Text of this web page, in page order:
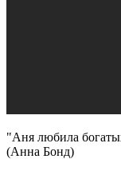
"Аня любила
(Анна Бонд)